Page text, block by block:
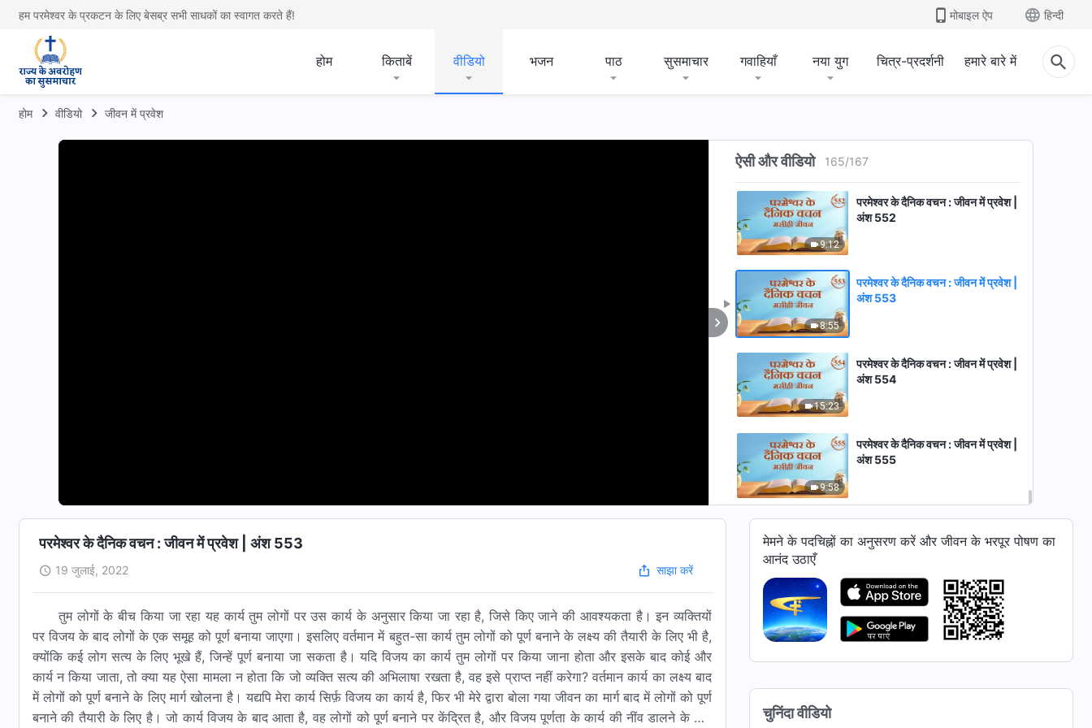
हम परमेश्वर के प्रकटन के लिए बेसब्र सभी साधकों का स्वागत करते हैं! मोबाइल ऐप हिन्दी
होम किताबें वीडियो भजन पाठ सुसमाचार गवाहियाँ नया युग चित्र-प्रदर्शनी हमारे बारे में
होम वीडियो जीवन में प्रवेश
ऐसी और वीडियो 165/167
7:06
अंश 550
11:37
अंश 551
9:12
परमेश्वर के दैनिक वचन : जीवन में प्रवेश |
अंश 552
8:55
परमेश्वर के दैनिक वचन : जीवन में प्रवेश |
अंश 553
15:23
परमेश्वर के दैनिक वचन : जीवन में प्रवेश |
अंश 554
9:58
परमेश्वर के दैनिक वचन : जीवन में प्रवेश |
अंश 555
परमेश्वर के दैनिक वचन : जीवन में प्रवेश | अंश 553
19 जुलाई, 2022 साझा करें
तुम लोगों के बीच किया जा रहा यह कार्य तुम लोगों पर उस कार्य के अनुसार किया जा रहा है, जिसे किए जाने की आवश्यकता है। इन व्यक्तियों
पर विजय के बाद लोगों के एक समूह को पूर्ण बनाया जाएगा। इसलिए वर्तमान में बहुत-सा कार्य तुम लोगों को पूर्ण बनाने के लक्ष्य की तैयारी के लिए भी है,
क्योंकि कई लोग सत्य के लिए भूखे हैं, जिन्हें पूर्ण बनाया जा सकता है। यदि विजय का कार्य तुम लोगों पर किया जाना होता और इसके बाद कोई और
कार्य न किया जाता, तो क्या यह ऐसा मामला न होता कि जो व्यक्ति सत्य की अभिलाषा रखता है, वह इसे प्राप्त नहीं करेगा? वर्तमान कार्य का लक्ष्य बाद
में लोगों को पूर्ण बनाने के लिए मार्ग खोलना है। यद्यपि मेरा कार्य सिर्फ़ विजय का कार्य है, फिर भी मेरे द्वारा बोला गया जीवन का मार्ग बाद में लोगों को पूर्ण
बनाने की तैयारी के लिए है। जो कार्य विजय के बाद आता है, वह लोगों को पूर्ण बनाने पर केंद्रित है, और विजय पूर्णता के कार्य की नींव डालने के लिए
मेमने के पदचिह्नों का अनुसरण करें और जीवन के भरपूर पोषण का
आनंद उठाएँ
चुनिंदा वीडियो